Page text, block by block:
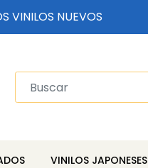
VINILOS NUEVOS
VINILOS JAPONESES